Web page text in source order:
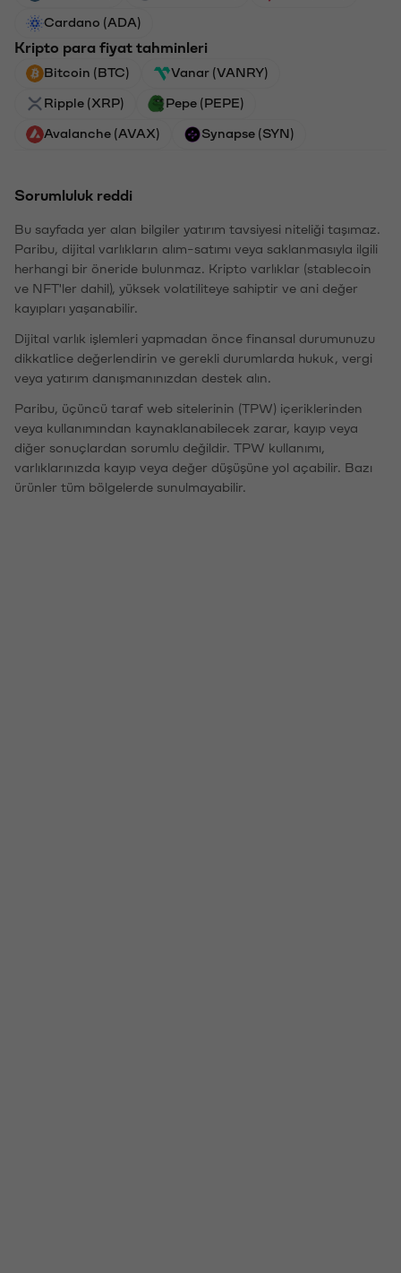
Cardano (ADA)
Kripto para fiyat tahminleri
Bitcoin (BTC) Vanar (VANRY)
Ripple (XRP) Pepe (PEPE)
Avalanche (AVAX) Synapse (SYN)
Sorumluluk reddi
Bu sayfada yer alan bilgiler yatırım tavsiyesi niteliği taşımaz.
Paribu, dijital varlıkların alım-satımı veya saklanmasıyla ilgili
herhangi bir öneride bulunmaz. Kripto varlıklar (stablecoin
ve NFT'ler dahil), yüksek volatiliteye sahiptir ve ani değer
kayıpları yaşanabilir.
Dijital varlık işlemleri yapmadan önce finansal durumunuzu
dikkatlice değerlendirin ve gerekli durumlarda hukuk, vergi
veya yatırım danışmanınızdan destek alın.
Paribu, üçüncü taraf web sitelerinin (TPW) içeriklerinden
veya kullanımından kaynaklanabilecek zarar, kayıp veya
diğer sonuçlardan sorumlu değildir. TPW kullanımı,
varlıklarınızda kayıp veya değer düşüşüne yol açabilir. Bazı
ürünler tüm bölgelerde sunulmayabilir.